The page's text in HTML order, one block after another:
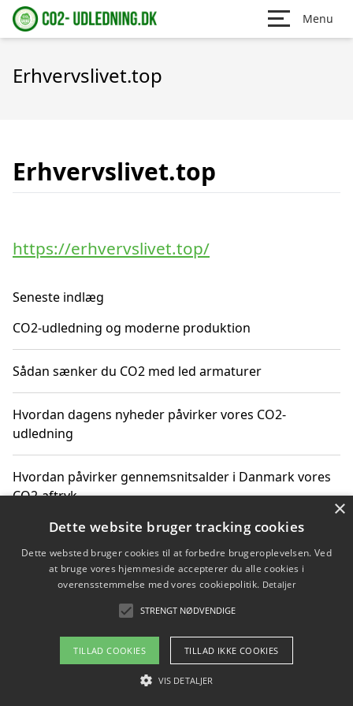
Menu
Erhvervslivet.top
Erhvervslivet.top
https://erhvervslivet.top/
Seneste indlæg
CO2-udledning og moderne produktion
Sådan sænker du CO2 med led armaturer
Hvordan dagens nyheder påvirker vores CO2-
udledning
Hvordan påvirker gennemsnitsalder i Danmark vores
CO2-aftryk
Hvordan nyheder om CO2-udledning påvirker vores
hverdag
Om / kontakt
Blog Betingelser
×
Dette website bruger tracking cookies
Dette websted bruger cookies til at forbedre brugeroplevelsen. Ved
at bruge vores hjemmeside accepterer du alle cookies i
overensstemmelse med vores cookiepolitik. Detaljer
STRENGT NØDVENDIGE
TILLAD COOKIES TILLAD IKKE COOKIES
VIS DETALJER